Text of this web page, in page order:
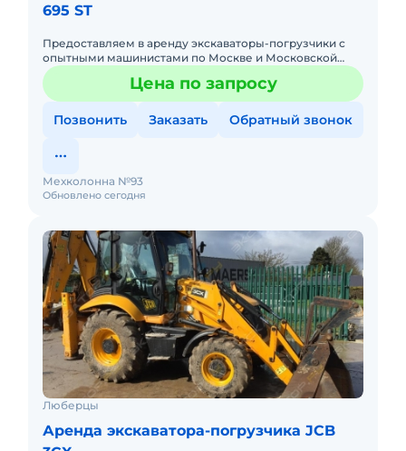
695 ST
Предоставляем в аренду экскаваторы-погрузчики с
опытными машинистами по Москве и Московской
области. Любой вид аренды. Долгосрочный,
краткосрочный (почасовой, п
Цена по запросу
Позвонить Заказать Обратный звонок
Обновлено сегодня
Мехколонна №93
Люберцы
Аренда экскаватора-погрузчика JCB